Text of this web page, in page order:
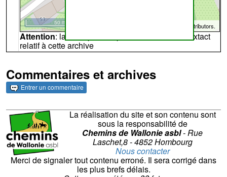
contributors.
50 m
Attention: la carte peut ne pas refléter l'endroit extact
relatif à cette archive
Commentaires et archives
Entrer un commentaire
La réalisation du site et son contenu sont
sous la responsabilité de
Chemins de Wallonie asbl- Rue
Laschet,8 - 4852 Hombourg
Nous contacter
Merci de signaler tout contenu erroné. Il sera corrigé dans
les plus brefs délais.